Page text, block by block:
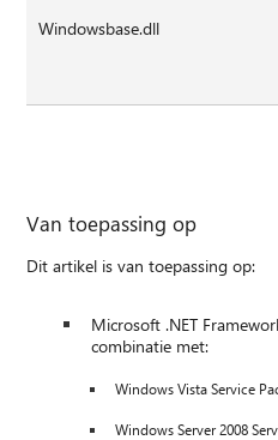
Windowsbase.dll
Van toepassing op
Dit artikel is van toepassing op:
Microsoft .NET
combinatie met:
Windows Vista Service
Windows Server 2008